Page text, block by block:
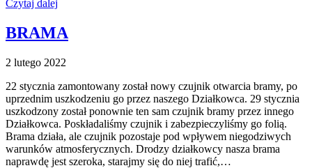
Czytaj dalej
BRAMA
2 lutego 2022
22 stycznia zamontowany został nowy czujnik otwarcia bramy, po
uprzednim uszkodzeniu go przez naszego Działkowca. 29 stycznia
uszkodzony został ponownie ten sam czujnik bramy przez innego
Działkowca. Poskładaliśmy czujnik i zabezpieczyliśmy go folią.
Brama działa, ale czujnik pozostaje pod wpływem niegodziwych
warunków atmosferycznych. Drodzy działkowcy nasza brama
naprawdę jest szeroka, starajmy się do niej trafić,…